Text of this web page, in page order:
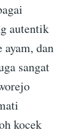
autentik
dan
sangat
kocek